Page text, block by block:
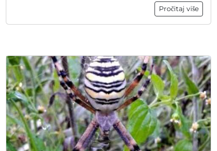
Pročitaj više